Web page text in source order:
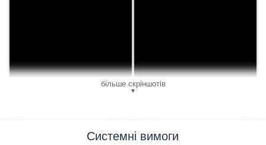
більше скріншотів
▼
Системні вимоги